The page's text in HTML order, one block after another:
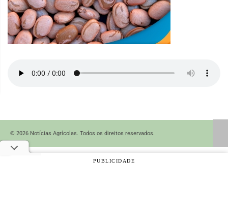
© 2026 Notícias Agrícolas. Todos os direitos reservados.
PUBLICIDADE